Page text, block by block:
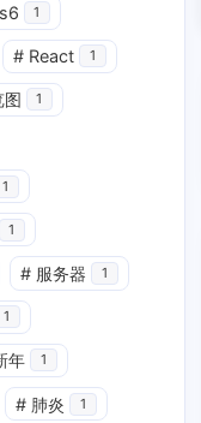
1
# React 1
图 1
1
1
# 服务器 1
1
年 1
# 肺炎 1